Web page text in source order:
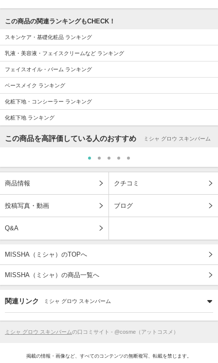
この商品の関連ランキングもCHECK！
スキンケア・基礎化粧品 ランキング
乳液・美容液・フェイスクリームなど ランキング
フェイスオイル・バーム ランキング
ベースメイク ランキング
化粧下地・コンシーラー ランキング
化粧下地 ランキング
この商品を高評価している人のおすすめ ミシャ グロウ スキンバーム
商品情報 クチコミ
投稿写真・動画 ブログ
Q&A
MISSHA（ミシャ）のTOPへ
MISSHA（ミシャ）の商品一覧へ
関連リンク ミシャ グロウ スキンバーム
ミシャ グロウ スキンバームの口コミサイト - @cosme（アットコスメ）
掲載の情報・画像など、すべてのコンテンツの無断複写、転載を禁じます。